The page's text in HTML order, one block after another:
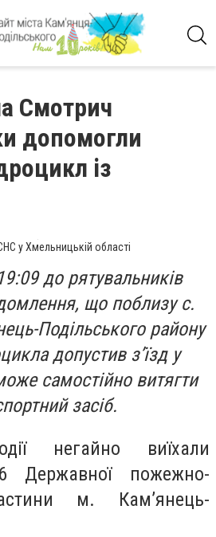
Смотрич
допомогли
із
у Хмельницькій області
до рятувальників
що поблизу с.
Подільського району
допустив з’їзд у
самостійно витягти
засіб.
негайно виїхали
Державної пожежно-
м. Кам’янець-